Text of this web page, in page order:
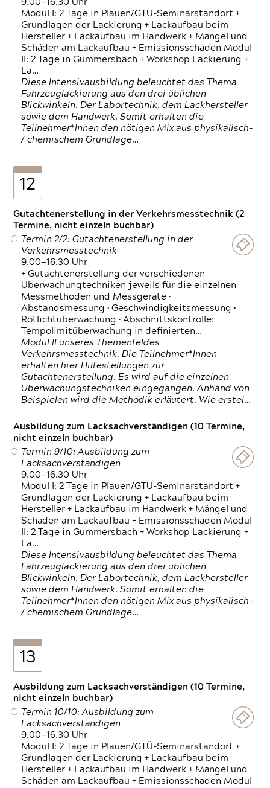
9.00—16.30 Uhr
Modul I: 2 Tage in Plauen/GTÜ-Seminarstandort +
Grundlagen der Lackierung + Lackaufbau beim
Hersteller + Lackaufbau im Handwerk + Mängel und
Schäden am Lackaufbau + Emissionsschäden Modul
II: 2 Tage in Gummersbach + Workshop Lackierung +
La…
Diese Intensivausbildung beleuchtet das Thema
Fahrzeuglackierung aus den drei üblichen
Blickwinkeln. Der Labortechnik, dem Lackhersteller
sowie dem Handwerk. Somit erhalten die
Teilnehmer*Innen den nötigen Mix aus physikalisch-
/ chemischem Grundlage…
12
Gutachtenerstellung in der Verkehrsmesstechnik (2
Termine, nicht einzeln buchbar)
Termin 2/2: Gutachtenerstellung in der
Verkehrsmesstechnik
9.00—16.30 Uhr
+ Gutachtenerstellung der verschiedenen
Überwachungtechniken jeweils für die einzelnen
Messmethoden und Messgeräte •
Abstandsmessung • Geschwindigkeitsmessung •
Rotlichtüberwachung • Abschnittskontrolle:
Tempolimitüberwachung in definierten…
Modul II unseres Themenfeldes
Verkehrsmesstechnik. Die Teilnehmer*Innen
erhalten hier Hilfestellungen zur
Gutachtenerstellung. Es wird auf die einzelnen
Überwachungstechniken eingegangen. Anhand von
Beispielen wird die Methodik erläutert. Wie erstel…
Ausbildung zum Lacksachverständigen (10 Termine,
nicht einzeln buchbar)
Termin 9/10: Ausbildung zum
Lacksachverständigen
9.00—16.30 Uhr
Modul I: 2 Tage in Plauen/GTÜ-Seminarstandort +
Grundlagen der Lackierung + Lackaufbau beim
Hersteller + Lackaufbau im Handwerk + Mängel und
Schäden am Lackaufbau + Emissionsschäden Modul
II: 2 Tage in Gummersbach + Workshop Lackierung +
La…
Diese Intensivausbildung beleuchtet das Thema
Fahrzeuglackierung aus den drei üblichen
Blickwinkeln. Der Labortechnik, dem Lackhersteller
sowie dem Handwerk. Somit erhalten die
Teilnehmer*Innen den nötigen Mix aus physikalisch-
/ chemischem Grundlage…
13
Ausbildung zum Lacksachverständigen (10 Termine,
nicht einzeln buchbar)
Termin 10/10: Ausbildung zum
Lacksachverständigen
9.00—16.30 Uhr
Modul I: 2 Tage in Plauen/GTÜ-Seminarstandort +
Grundlagen der Lackierung + Lackaufbau beim
Hersteller + Lackaufbau im Handwerk + Mängel und
Schäden am Lackaufbau + Emissionsschäden Modul